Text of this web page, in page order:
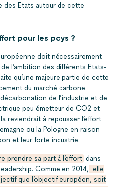
des Etats autour de cette
pour les pays ?
doit nécessairement
l’ambition des différents Etats-
qu’une majeure partie de cette
du marché carbone
de l’industrie et de
peu émetteur de CO2 et
reviendrait à repousser l’effort
ou la Pologne en raison
et leur forte industrie.
prendre sa part à l’effort dans
Comme en 2014, elle
que l’objectif européen, soit